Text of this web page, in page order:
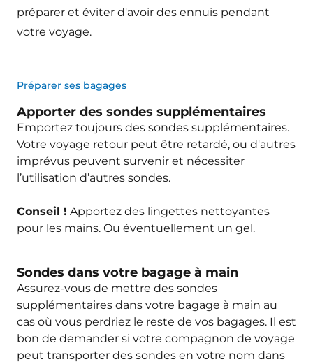
préparer et éviter d'avoir des ennuis pendant
votre voyage.
Préparer ses bagages
Apporter des sondes supplémentaires
Emportez toujours des sondes supplémentaires.
Votre voyage retour peut être retardé, ou d'autres
imprévus peuvent survenir et nécessiter
l’utilisation d’autres sondes.
Conseil ! Apportez des lingettes nettoyantes
pour les mains. Ou éventuellement un gel.
Sondes dans votre bagage à main
Assurez-vous de mettre des sondes
supplémentaires dans votre bagage à main au
cas où vous perdriez le reste de vos bagages. Il est
bon de demander si votre compagnon de voyage
peut transporter des sondes en votre nom dans